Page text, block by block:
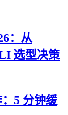
：从
选型决策
5 分钟缓